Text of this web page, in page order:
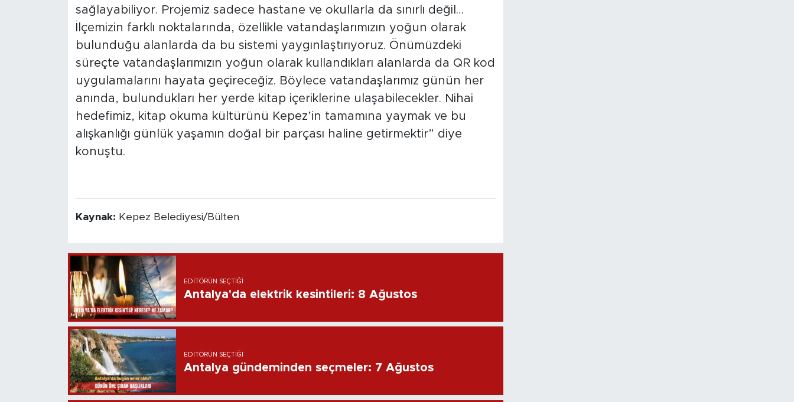
sağlayabiliyor. Projemiz sadece hastane ve okullarla da sınırlı değil…
İlçemizin farklı noktalarında, özellikle vatandaşlarımızın yoğun olarak
bulunduğu alanlarda da bu sistemi yaygınlaştırıyoruz. Önümüzdeki
süreçte vatandaşlarımızın yoğun olarak kullandıkları alanlarda da QR kod
uygulamalarını hayata geçireceğiz. Böylece vatandaşlarımız günün her
anında, bulundukları her yerde kitap içeriklerine ulaşabilecekler. Nihai
hedefimiz, kitap okuma kültürünü Kepez’in tamamına yaymak ve bu
alışkanlığı günlük yaşamın doğal bir parçası haline getirmektir” diye
konuştu.
Kaynak: Kepez Belediyesi/Bülten
EDITÖRÜN SEÇTIĞI
Antalya'da elektrik kesintileri: 8 Ağustos
EDITÖRÜN SEÇTIĞI
Antalya gündeminden seçmeler: 7 Ağustos